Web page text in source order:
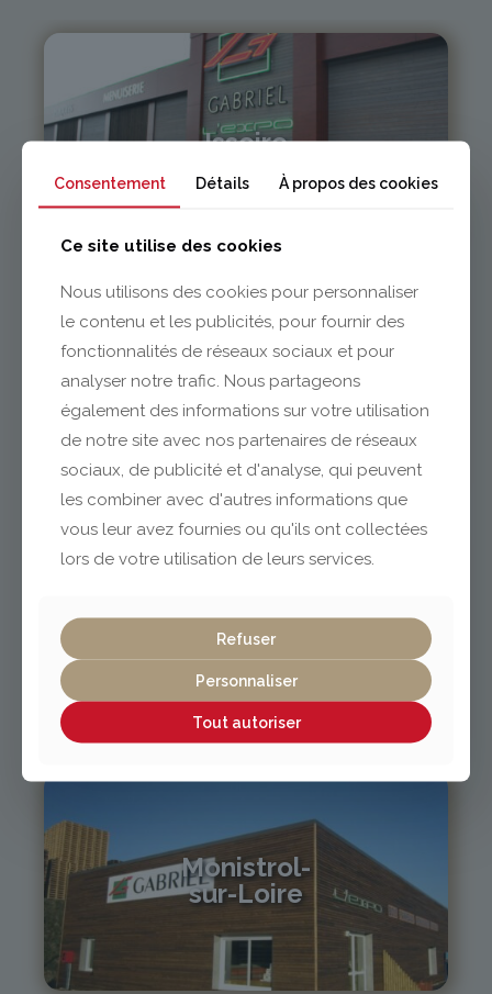
Issoire
Clermont-Ferrand
04 73 42 18 38
lexpo@gabriel-sa.fr
Vichy / Cusset
04 70 97 56 39
cusset@gabriel-sa.fr
Monistrol-
sur-Loire
monistrol@gabriel-sa.fr
Consentement Détails À propos des cookies
Ce site utilise des cookies
Nous utilisons des cookies pour personnaliser
le contenu et les publicités, pour fournir des
fonctionnalités de réseaux sociaux et pour
analyser notre trafic. Nous partageons
également des informations sur votre utilisation
de notre site avec nos partenaires de réseaux
sociaux, de publicité et d'analyse, qui peuvent
les combiner avec d'autres informations que
vous leur avez fournies ou qu'ils ont collectées
lors de votre utilisation de leurs services.
Refuser
Personnaliser
Tout autoriser